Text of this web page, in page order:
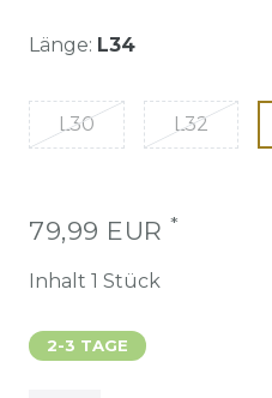
Länge: L34
L30 L32
79,99 EUR *
Inhalt 1 Stück
2-3 TAGE